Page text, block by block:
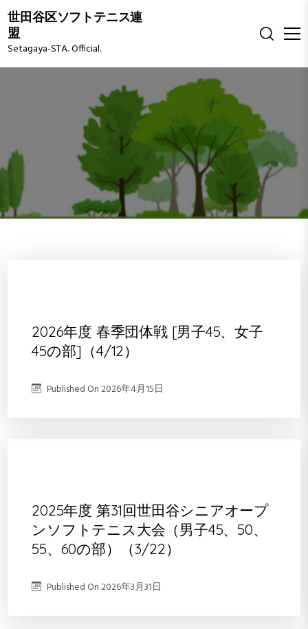
e
世田谷区ソフトテニス連
盟
Setagaya-STA. Official.
2026年度 春季団体戦 [男子45、女子
45の部]（4/12）
Published On2026年4月15日
2025年度 第31回世田谷シニアオープ
ンソフトテニス大会（男子45、50、
55、60の部）（3/22）
Published On2026年3月31日